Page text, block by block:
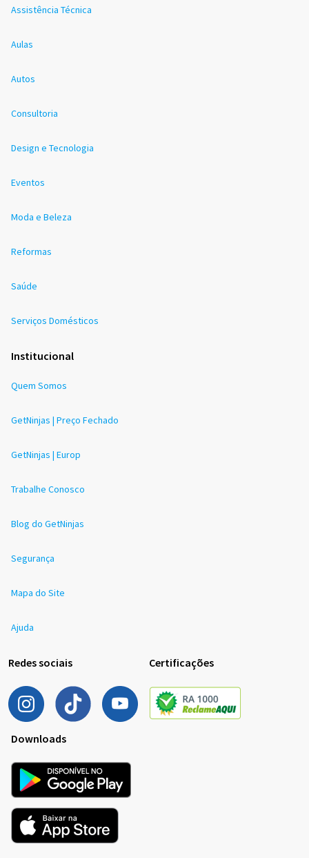
Assistência Técnica
Aulas
Autos
Consultoria
Design e Tecnologia
Eventos
Moda e Beleza
Reformas
Saúde
Serviços Domésticos
Institucional
Quem Somos
GetNinjas | Preço Fechado
GetNinjas | Europ
Trabalhe Conosco
Blog do GetNinjas
Segurança
Mapa do Site
Ajuda
Redes sociais Certificações
Downloads